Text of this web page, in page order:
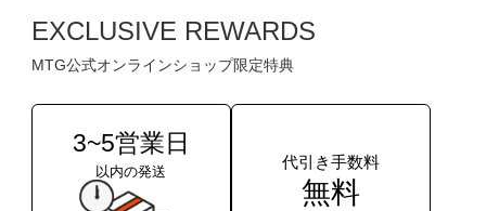
EXCLUSIVE REWARDS
MTG公式オンラインショップ限定特典
3~5営業日
以内の発送
代引き手数料
無料